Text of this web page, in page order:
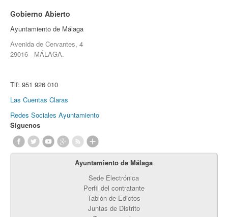
Gobierno Abierto
Ayuntamiento de Málaga
Avenida de Cervantes, 4
29016 - MÁLAGA.
Tlf: 951 926 010
Las Cuentas Claras
Redes Sociales Ayuntamiento
Síguenos
Ayuntamiento de Málaga
Sede Electrónica
Perfil del contratante
Tablón de Edictos
Juntas de Distrito